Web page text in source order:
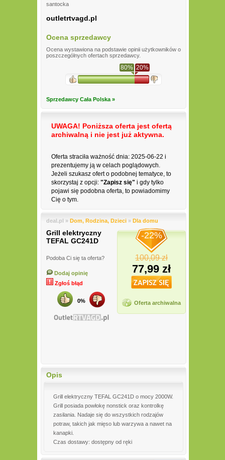
santocka
outletrtvagd.pl
Ocena sprzedawcy
Ocena wystawiona na podstawie opinii użytkowników o
poszczególnych ofertach sprzedawcy.
80% 20%
Sprzedawcy Cała Polska »
UWAGA! Poniższa oferta jest ofertą
archiwalną i nie jest już aktywna.
Oferta straciła ważność dnia: 2025-06-22 i
prezentujemy ją w celach poglądowych.
Jeżeli szukasz ofert o podobnej tematyce, to
skorzystaj z opcji: "Zapisz się" i gdy tylko
pojawi się podobna oferta, to powiadomimy
Cię o tym.
deal.pl » Dom, Rodzina, Dzieci » Dla domu
Grill elektryczny
TEFAL GC241D
Podoba Ci się ta oferta?
Dodaj opinię
Zgłoś błąd
0%
-22%
100,09 zł
77,99 zł
Oferta archiwalna
Opis
Grill elektryczny TEFAL GC241D o mocy 2000W.
Grill posiada powłokę nonstick oraz kontrolkę
zasilania. Nadaje się do wszystkich rodzajów
potraw, takich jak mięso lub warzywa a nawet na
kanapki.
Czas dostawy: dostępny od ręki